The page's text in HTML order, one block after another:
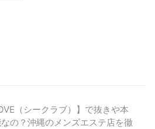
（シークラブ）】で抜きや本
の？沖縄のメンズエステ店を徹